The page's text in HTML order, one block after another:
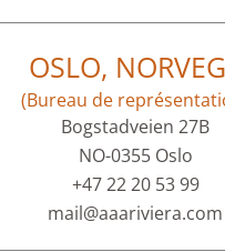
OSLO,
(Bureau de
Bogstadveien 27B
NO-0355 Oslo
+47 22 20 53 99
mail@aaariviera.com